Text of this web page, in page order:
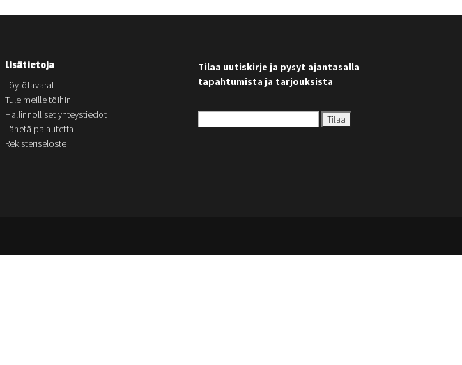
Lisätietoja
Löytötavarat
Tule meille töihin
Hallinnolliset yhteystiedot
Lähetä palautetta
Rekisteriseloste
Tilaa uutiskirje ja pysyt ajantasalla
tapahtumista ja tarjouksista